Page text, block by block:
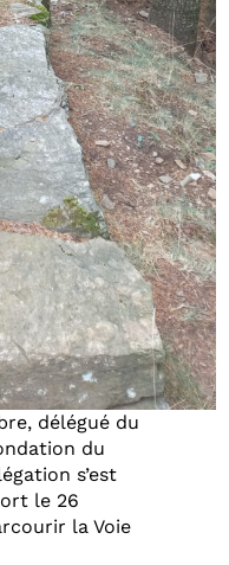
délégué du
du
s’est
le 26
la Voie